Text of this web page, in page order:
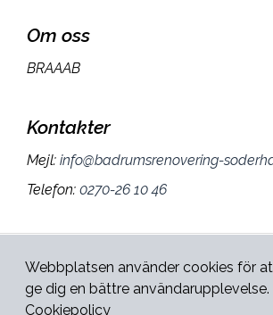
Webbplatsen använder cookies för
ge dig en bättre användarupplevelse.
Cookiepolicy
Om oss
BRAAAB
Kontakter
Mejl: info@badrumsrenovering-
Telefon: 0270-26 10 46
Integritetspolicy &
Cookies
Sidan ägs